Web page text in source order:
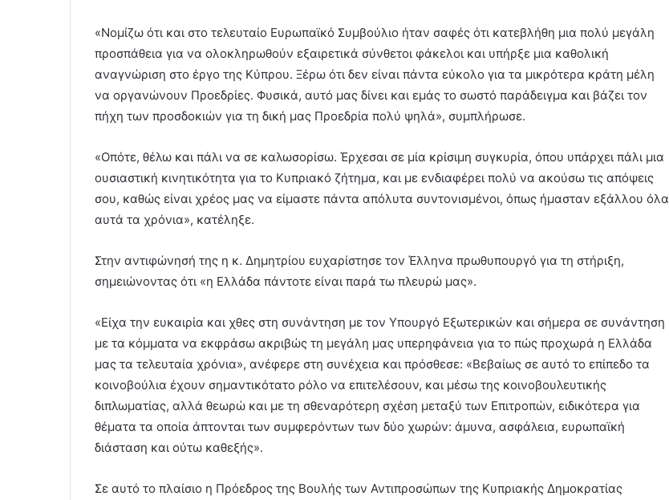
«Νομίζω ότι και στο τελευταίο Ευρωπαϊκό Συμβούλιο ήταν σαφές ότι κατεβλήθη μια πολύ μεγάλη
προσπάθεια για να ολοκληρωθούν εξαιρετικά σύνθετοι φάκελοι και υπήρξε μια καθολική
αναγνώριση στο έργο της Κύπρου. Ξέρω ότι δεν είναι πάντα εύκολο για τα μικρότερα κράτη μέλη
να οργανώνουν Προεδρίες. Φυσικά, αυτό μας δίνει και εμάς το σωστό παράδειγμα και βάζει τον
πήχη των προσδοκιών για τη δική μας Προεδρία πολύ ψηλά», συμπλήρωσε.
«Οπότε, θέλω και πάλι να σε καλωσορίσω. Έρχεσαι σε μία κρίσιμη συγκυρία, όπου υπάρχει πάλι μια
ουσιαστική κινητικότητα για το Κυπριακό ζήτημα, και με ενδιαφέρει πολύ να ακούσω τις απόψεις
σου, καθώς είναι χρέος μας να είμαστε πάντα απόλυτα συντονισμένοι, όπως ήμασταν εξάλλου όλα
αυτά τα χρόνια», κατέληξε.
Στην αντιφώνησή της η κ. Δημητρίου ευχαρίστησε τον Έλληνα πρωθυπουργό για τη στήριξη,
σημειώνοντας ότι «η Ελλάδα πάντοτε είναι παρά τω πλευρώ μας».
«Είχα την ευκαιρία και χθες στη συνάντηση με τον Υπουργό Εξωτερικών και σήμερα σε συνάντηση
με τα κόμματα να εκφράσω ακριβώς τη μεγάλη μας υπερηφάνεια για το πώς προχωρά η Ελλάδα
μας τα τελευταία χρόνια», ανέφερε στη συνέχεια και πρόσθεσε: «Βεβαίως σε αυτό το επίπεδο τα
κοινοβούλια έχουν σημαντικότατο ρόλο να επιτελέσουν, και μέσω της κοινοβουλευτικής
διπλωματίας, αλλά θεωρώ και με τη σθεναρότερη σχέση μεταξύ των Επιτροπών, ειδικότερα για
θέματα τα οποία άπτονται των συμφερόντων των δύο χωρών: άμυνα, ασφάλεια, ευρωπαϊκή
διάσταση και ούτω καθεξής».
Σε αυτό το πλαίσιο η Πρόεδρος της Βουλής των Αντιπροσώπων της Κυπριακής Δημοκρατίας